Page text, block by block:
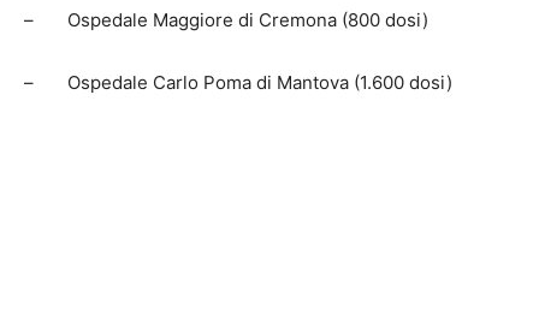
– Ospedale Maggiore di Cremona (800 dosi)
– Ospedale Carlo Poma di Mantova (1.600 dosi)